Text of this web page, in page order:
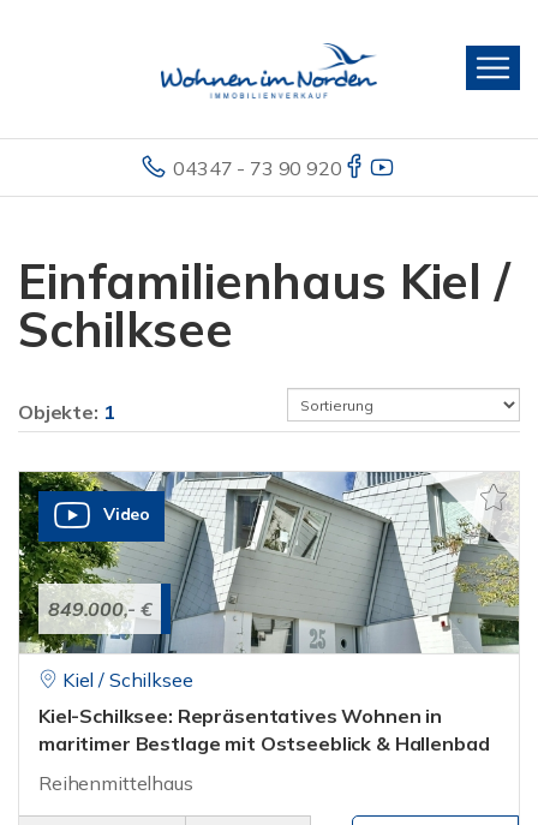
04347 - 73 90 920
Einfamilienhaus Kiel /
Schilksee
Objekte: 1
849.000,- €
Video
Kiel / Schilksee
Kiel-Schilksee: Repräsentatives Wohnen in
maritimer Bestlage mit Ostseeblick & Hallenbad
Reihenmittelhaus